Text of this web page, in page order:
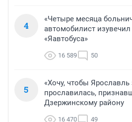
4
«Четыре месяца
автомобилист
«Яавтобуса»
16 589 50
5
«Хочу, чтобы Ярославль
прославилась,
Дзержинскому району
16 470 49